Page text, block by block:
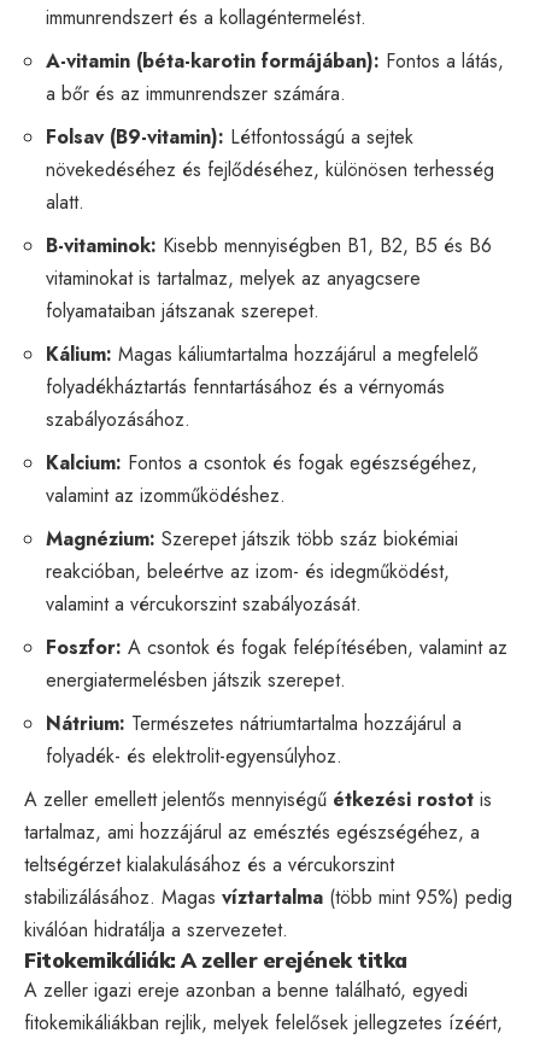
immunrendszert és a kollagéntermelést.
A-vitamin (béta-karotin formájában): Fontos a látás,
a bőr és az immunrendszer számára.
Folsav (B9-vitamin): Létfontosságú a sejtek
növekedéséhez és fejlődéséhez, különösen terhesség
alatt.
B-vitaminok: Kisebb mennyiségben B1, B2, B5 és B6
vitaminokat is tartalmaz, melyek az anyagcsere
folyamataiban játszanak szerepet.
Kálium: Magas káliumtartalma hozzájárul a megfelelő
folyadékháztartás fenntartásához és a vérnyomás
szabályozásához.
Kalcium: Fontos a csontok és fogak egészségéhez,
valamint az izomműködéshez.
Magnézium: Szerepet játszik több száz biokémiai
reakcióban, beleértve az izom- és idegműködést,
valamint a vércukorszint szabályozását.
Foszfor: A csontok és fogak felépítésében, valamint az
energiatermelésben játszik szerepet.
Nátrium: Természetes nátriumtartalma hozzájárul a
folyadék- és elektrolit-egyensúlyhoz.
A zeller emellett jelentős mennyiségű étkezési rostot is
tartalmaz, ami hozzájárul az emésztés egészségéhez, a
teltségérzet kialakulásához és a vércukorszint
stabilizálásához. Magas víztartalma (több mint 95%) pedig
kiválóan hidratálja a szervezetet.
Fitokemikáliák: A zeller erejének titka
A zeller igazi ereje azonban a benne található, egyedi
fitokemikáliákban rejlik, melyek felelősek jellegzetes ízéért,